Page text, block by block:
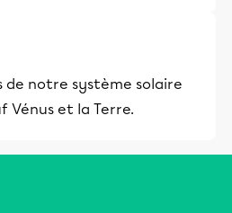
de notre système solaire
Vénus et la Terre.